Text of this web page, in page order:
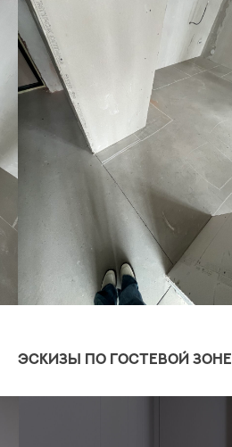
Эскизы по гостевой зоне